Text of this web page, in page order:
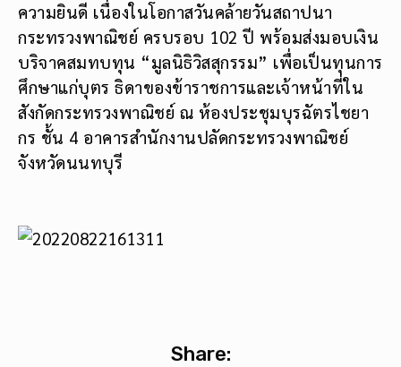
ความยินดี เนื่องในโอกาสวันคล้ายวันสถาปนา
กระทรวงพาณิชย์ ครบรอบ 102 ปี พร้อมส่งมอบเงิน
บริจาคสมทบทุน “มูลนิธิวิสสุกรรม” เพื่อเป็นทุนการ
ศึกษาแก่บุตร ธิดาของข้าราชการและเจ้าหน้าที่ใน
สังกัดกระทรวงพาณิชย์ ณ ห้องประชุมบุรฉัตรไชยา
กร ชั้น 4 อาคารสำนักงานปลัดกระทรวงพาณิชย์
จังหวัดนนทบุรี
Share: